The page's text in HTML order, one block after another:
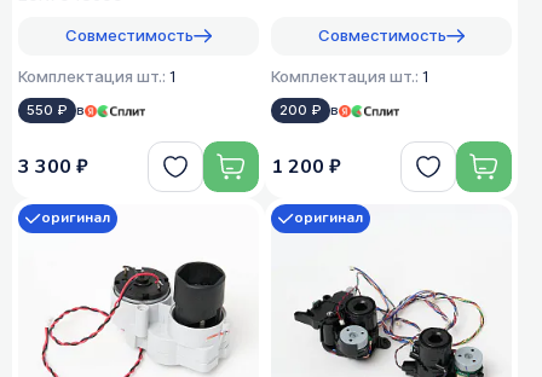
Совместимость
Комплектация шт.: 1
550 ₽ в
3 300 ₽
Совместимость
Комплектация шт.: 1
200 ₽ в
1 200 ₽
оригинал оригинал